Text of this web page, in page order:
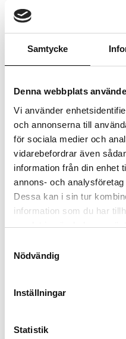
Samtycke
Denna webbplats
Vi använder
och annonserna till
för sociala medier och
vidarebefordrar även
information från din enhet
annons- och
Dessa kan i sin tur
information som du har
samlat in när du har
Nödvändig
Inställningar
Statistik